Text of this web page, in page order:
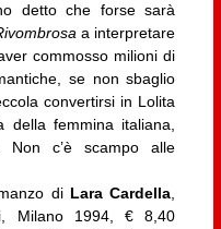
detto che forse sarà
a interpretare
commosso milioni di
se non sbaglio
convertirsi in Lolita
della femmina italiana,
c’è scampo alle
di Lara Cardella,
Milano 1994, € 8,40